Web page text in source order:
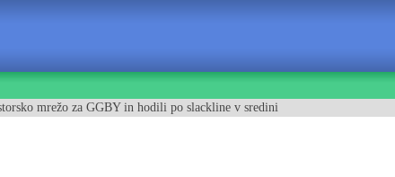
mrežo za GGBY in hodili po slackline v sredini